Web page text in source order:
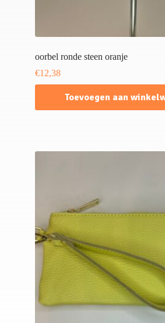
oorbel ronde steen oranje
€12,38
Toevoegen aan